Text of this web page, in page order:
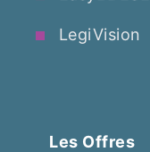
LegiVision
Les Offres